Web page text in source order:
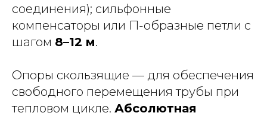
соединения); сильфонные
компенсаторы или П-образные петли с
шагом 8–12 м.
Опоры скользящие — для обеспечения
свободного перемещения трубы при
тепловом цикле. Абсолютная